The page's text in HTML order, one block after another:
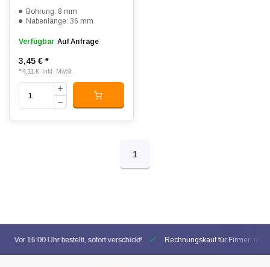
Bohrung: 8 mm
Nabenlänge: 36 mm
Verfügbar Auf Anfrage
3,45 € *
*4,11 € Inkl. MwSt.
1
Vor 16:00 Uhr bestellt, sofort verschickt! Rechnungskauf für Firmen